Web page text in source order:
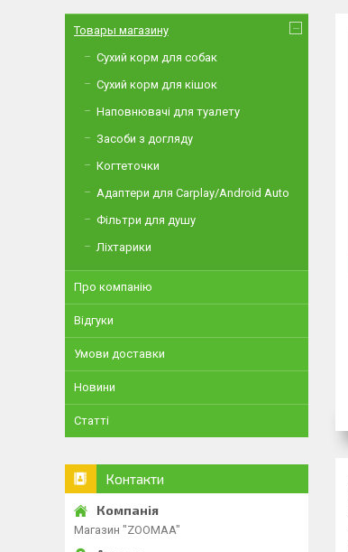
Товары магазину
Сухий корм для собак
Сухий корм для кішок
Наповнювачі для туалету
Засоби з догляду
Когтеточки
Адаптери для Carplay/Android Auto
Фільтри для душу
Ліхтарики
Про компанію
Відгуки
Умови доставки
Новини
Статті
Контакти
Магазин "ZOOMAA"